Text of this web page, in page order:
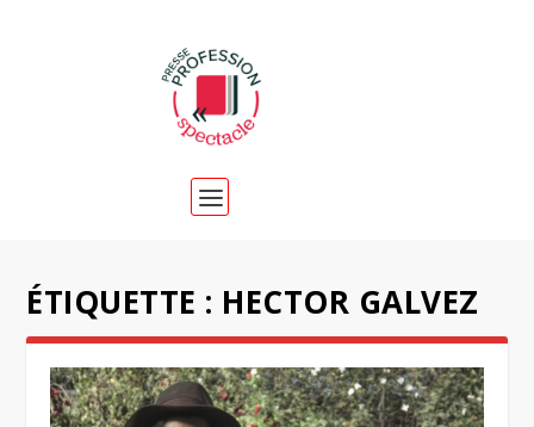
ÉTIQUETTE : HECTOR GALVEZ